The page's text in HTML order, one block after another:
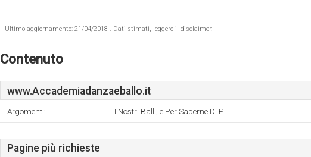
Ultimo aggiornamento: 21/04/2018 . Dati stimati, leggere il disclaimer.
Contenuto
www.Accademiadanzaeballo.it
Argomenti: I Nostri Balli, e Per Saperne Di Pi.
Pagine più richieste